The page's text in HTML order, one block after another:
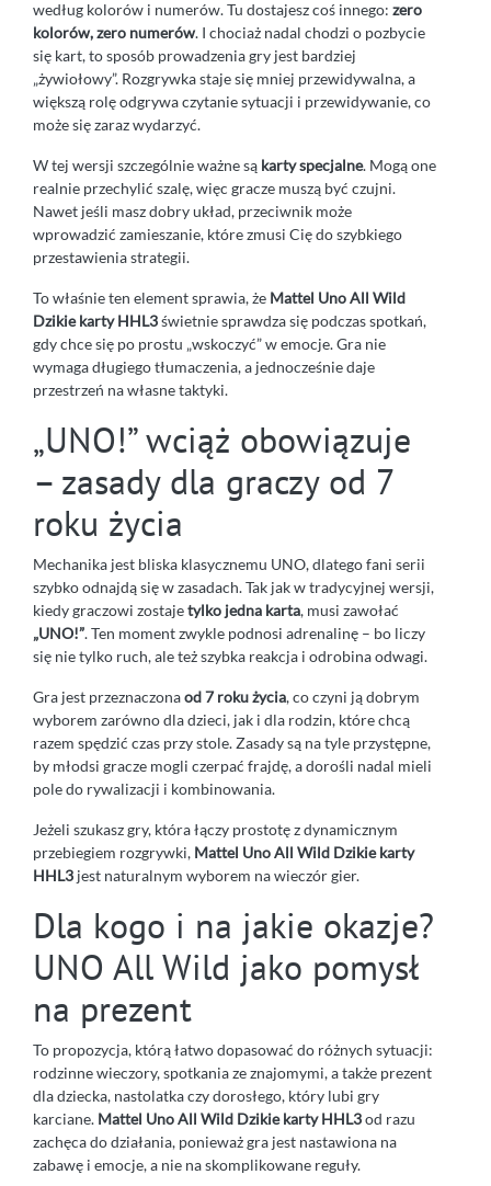
według kolorów i numerów. Tu dostajesz coś innego: zero
kolorów, zero numerów. I chociaż nadal chodzi o pozbycie
się kart, to sposób prowadzenia gry jest bardziej
„żywiołowy”. Rozgrywka staje się mniej przewidywalna, a
większą rolę odgrywa czytanie sytuacji i przewidywanie, co
może się zaraz wydarzyć.
W tej wersji szczególnie ważne są karty specjalne. Mogą one
realnie przechylić szalę, więc gracze muszą być czujni.
Nawet jeśli masz dobry układ, przeciwnik może
wprowadzić zamieszanie, które zmusi Cię do szybkiego
przestawienia strategii.
To właśnie ten element sprawia, że Mattel Uno All Wild
Dzikie karty HHL3świetnie sprawdza się podczas spotkań,
gdy chce się po prostu „wskoczyć” w emocje. Gra nie
wymaga długiego tłumaczenia, a jednocześnie daje
przestrzeń na własne taktyki.
„UNO!” wciąż obowiązuje
– zasady dla graczy od 7
roku życia
Mechanika jest bliska klasycznemu UNO, dlatego fani serii
szybko odnajdą się w zasadach. Tak jak w tradycyjnej wersji,
kiedy graczowi zostajetylko jedna karta, musi zawołać
„UNO!”. Ten moment zwykle podnosi adrenalinę – bo liczy
się nie tylko ruch, ale też szybka reakcja i odrobina odwagi.
Gra jest przeznaczonaod 7 roku życia, co czyni ją dobrym
wyborem zarówno dla dzieci, jak i dla rodzin, które chcą
razem spędzić czas przy stole. Zasady są na tyle przystępne,
by młodsi gracze mogli czerpać frajdę, a dorośli nadal mieli
pole do rywalizacji i kombinowania.
Jeżeli szukasz gry, która łączy prostotę z dynamicznym
przebiegiem rozgrywki, Mattel Uno All Wild Dzikie karty
HHL3 jest naturalnym wyborem na wieczór gier.
Dla kogo i na jakie okazje?
UNO All Wild jako pomysł
na prezent
To propozycja, którą łatwo dopasować do różnych sytuacji:
rodzinne wieczory, spotkania ze znajomymi, a także prezent
dla dziecka, nastolatka czy dorosłego, który lubi gry
karciane. Mattel Uno All Wild Dzikie karty HHL3od razu
zachęca do działania, ponieważ gra jest nastawiona na
zabawę i emocje, a nie na skomplikowane reguły.